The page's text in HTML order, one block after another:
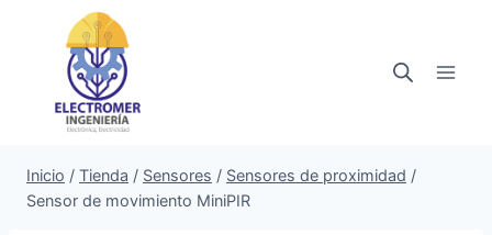
contenido
Inicio / Tienda / Sensores / Sensores de proximidad /
Sensor de movimiento MiniPIR